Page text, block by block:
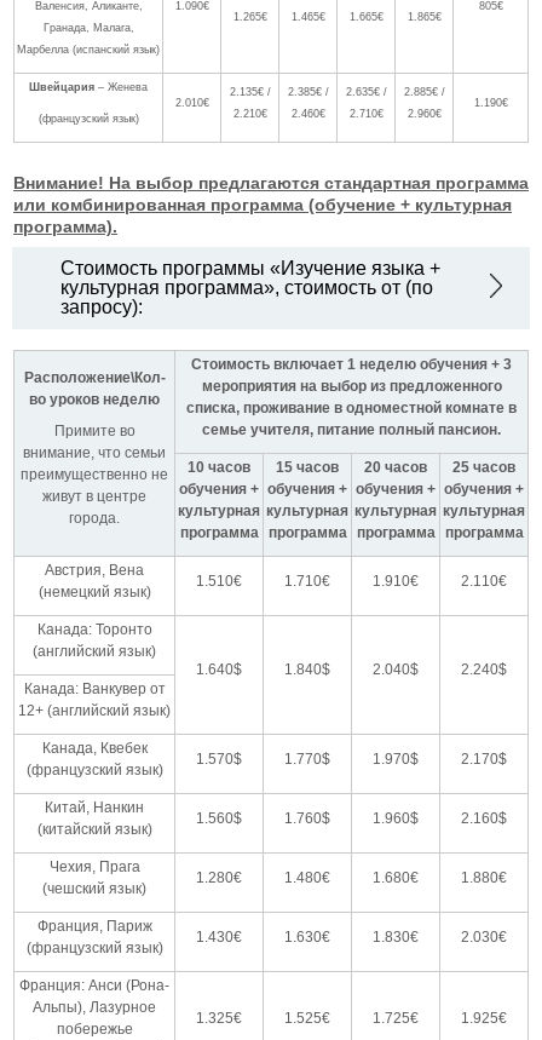
Валенсия, Аликанте,
Гранада, Малага,
Марбелла (испанский язык)
1.090€
1.265€
1.465€
1.665€
1.865€
805€
Швейцария – Женева
(французский язык)
2.010€
2.135€ /
2.210€
2.385€ /
2.460€
2.635€ /
2.710€
2.885€ /
2.960€
1.190€
Внимание! На выбор предлагаются стандартная программа
или комбинированная программа (обучение + культурная
программа).
Стоимость программы «Изучение языка +
культурная программа», стоимость от (по
запросу):
Расположение\Кол-
во уроков неделю
Примите во
внимание, что семьи
преимущественно не
живут в центре
города.
Стоимость включает 1 неделю обучения + 3
мероприятия на выбор из предложенного
списка, проживание в одноместной комнате в
семье учителя, питание полный пансион.
10 часов
обучения +
культурная
программа
15 часов
обучения +
культурная
программа
20 часов
обучения +
культурная
программа
25 часов
обучения +
культурная
программа
Австрия, Вена
(немецкий язык)
1.510€ 1.710€ 1.910€ 2.110€
Канада: Торонто
(английский язык)
1.640$
1.840$ 2.040$
2.240$
Канада: Ванкувер от
12+ (английский язык)
Канада, Квебек
(французский язык)
1.570$ 1.770$ 1.970$ 2.170$
Китай, Нанкин
(китайский язык)
1.560$ 1.760$ 1.960$ 2.160$
Чехия, Прага
(чешский язык)
1.280€ 1.480€ 1.680€ 1.880€
Франция, Париж
(французский язык)
1.430€ 1.630€ 1.830€ 2.030€
Франция: Анси (Рона-
Альпы), Лазурное
побережье
1.325€ 1.525€ 1.725€ 1.925€